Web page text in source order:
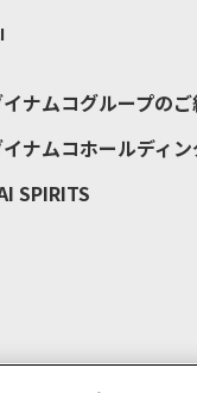
ナムコグループの
ナムコホールディン
SPIRITS